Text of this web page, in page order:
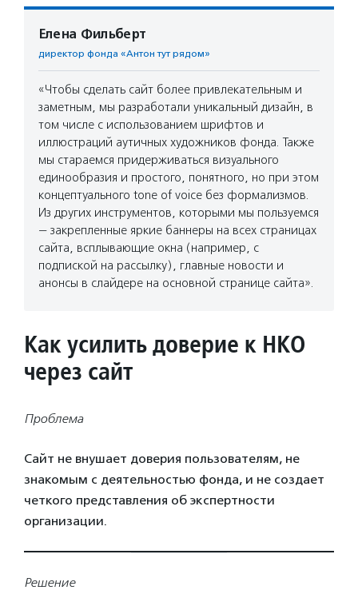
Елена Фильберт
директор фонда «Антон тут рядом»
«Чтобы сделать сайт более привлекательным и
заметным, мы разработали уникальный дизайн, в
том числе с использованием шрифтов и
иллюстраций аутичных художников фонда. Также
мы стараемся придерживаться визуального
единообразия и простого, понятного, но при этом
концептуального tone of voice без формализмов.
Из других инструментов, которыми мы пользуемся
— закрепленные яркие баннеры на всех страницах
сайта, всплывающие окна (например, с
подпиской на рассылку), главные новости и
анонсы в слайдере на основной странице сайта».
Как усилить доверие к НКО
через сайт
Проблема
Сайт не внушает доверия пользователям, не
знакомым с деятельностью фонда, и не создает
четкого представления об экспертности
организации.
Решение